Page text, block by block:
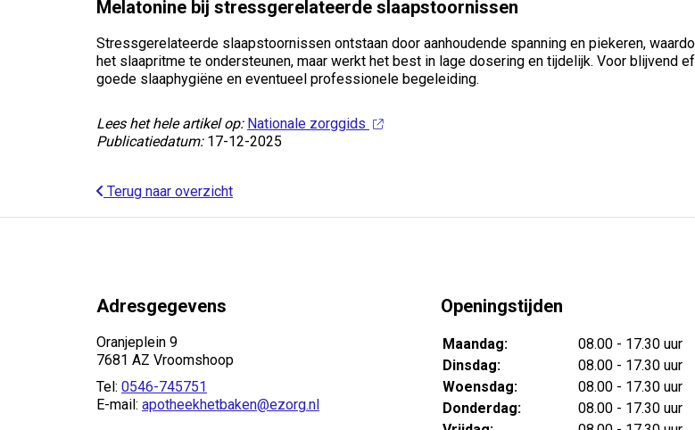
Melatonine bij stressgerelateerde slaapstoornissen
Stressgerelateerde slaapstoornissen ontstaan door aanhoudende spanning en piekeren,
het slaapritme te ondersteunen, maar werkt het best in lage dosering en tijdelijk. Voor blijvend
goede slaaphygiëne en eventueel professionele begeleiding.
Lees het hele artikel op: Nationale zorggids
Publicatiedatum: 17-12-2025
Terug naar overzicht
Adresgegevens
Oranjeplein 9
7681 AZ Vroomshoop
Tel: 0546-745751
E-mail: apotheekhetbaken@ezorg.nl
Openingstijden
Maandag:
08.00 - 17.30 uur
Dinsdag:
08.00 - 17.30 uur
Woensdag:
08.00 - 17.30 uur
Donderdag:
08.00 - 17.30 uur